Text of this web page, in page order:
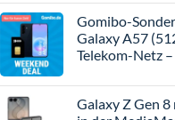
Gomibo-
Galaxy A57
Telekom-Netz
Galaxy Z Gen